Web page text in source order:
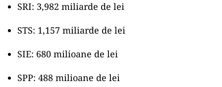
SRI: 3,982 miliarde de lei
STS: 1,157 miliarde de lei
SIE: 680 milioane de lei
SPP: 488 milioane de lei